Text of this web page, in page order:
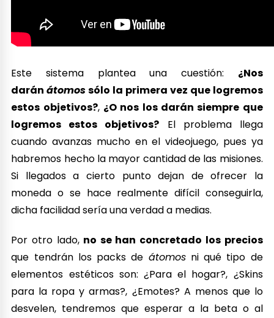
Este sistema plantea una cuestión: ¿Nos
daránátomossólo la primera vez que logremos
estos objetivos?, ¿O nos los darán siempre que
logremos estos objetivos? El problema llega
cuando avanzas mucho en el videojuego, pues ya
habremos hecho la mayor cantidad de las misiones.
Si llegados a cierto punto dejan de ofrecer la
moneda o se hace realmente difícil conseguirla,
dicha facilidad sería una verdad a medias.
Por otro lado,no se han concretado los precios
que tendrán los packs de átomosni qué tipo de
elementos estéticos son: ¿Para el hogar?, ¿Skins
para la ropa y armas?, ¿Emotes? A menos que lo
desvelen, tendremos que esperar a la beta o al